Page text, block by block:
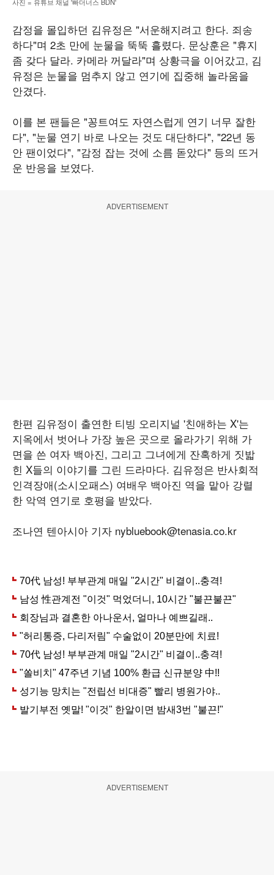
감정을 몰입하던 김유정은 "서운해지려고 한다. 죄송
하다"며 2초 만에 눈물을 뚝뚝 흘렸다. 문상훈은 "휴지
좀 갖다 달라. 카메라 꺼달라"며 상황극을 이어갔고, 김
유정은 눈물을 멈추지 않고 연기에 집중해 놀라움을
안겼다.
이를 본 팬들은 "꽁트여도 자연스럽게 연기 너무 잘한
다", "눈물 연기 바로 나오는 것도 대단하다", "22년 동
안 팬이었다", "감정 잡는 것에 소름 돋았다" 등의 뜨거
운 반응을 보였다.
ADVERTISEMENT
한편 김유정이 출연한 티빙 오리지널 '친애하는 X'는
지옥에서 벗어나 가장 높은 곳으로 올라가기 위해 가
면을 쓴 여자 백아진, 그리고 그녀에게 잔혹하게 짓밟
힌 X들의 이야기를 그린 드라마다. 김유정은 반사회적
인격장애(소시오패스) 여배우 백아진 역을 맡아 강렬
한 악역 연기로 호평을 받았다.
조나연 텐아시아 기자 nybluebook@tenasia.co.kr
ADVERTISEMENT